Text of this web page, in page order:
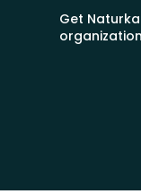
Get